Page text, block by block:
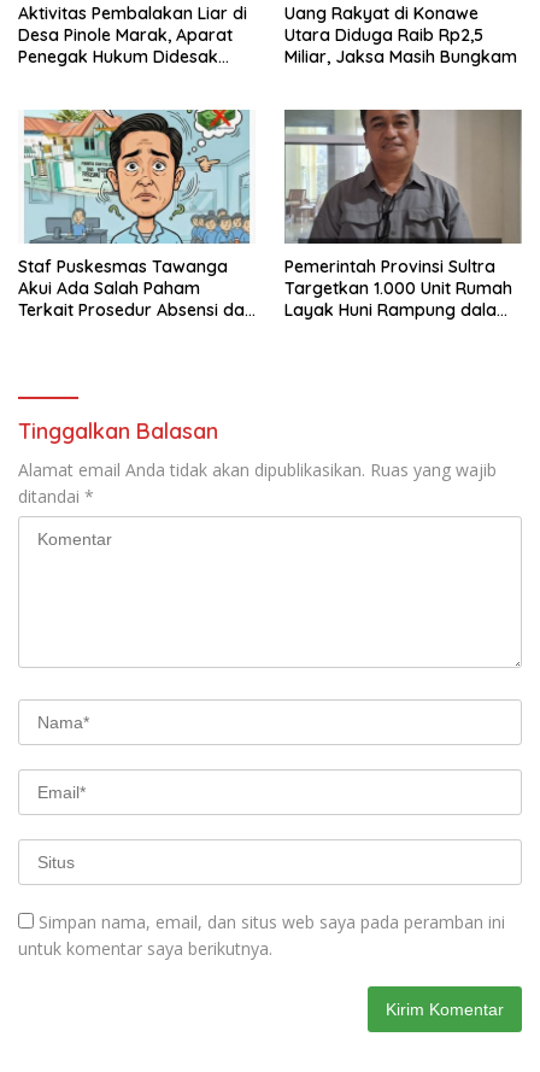
Aktivitas Pembalakan Liar di
Desa Pinole Marak, Aparat
Penegak Hukum Didesak
Uang Rakyat di Konawe
Utara Diduga Raib Rp2,5
Miliar, Jaksa Masih Bungkam
Staf Puskesmas Tawanga
Akui Ada Salah Paham
Terkait Prosedur Absensi dan
Pemerintah Provinsi Sultra
Targetkan 1.000 Unit Rumah
Layak Huni Rampung dalam
Tinggalkan Balasan
Alamat email Anda tidak akan dipublikasikan. Ruas yang wajib
ditandai *
Simpan nama, email, dan situs web saya pada peramban ini
untuk komentar saya berikutnya.